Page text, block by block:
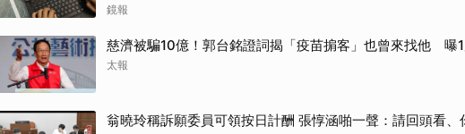
鏡報
慈濟被騙10億！郭台銘證詞揭「疫苗掮客」也曾來找他 曝
太報
翁曉玲稱訴願委員可領按日計酬 張惇涵啪一聲：請回頭看、